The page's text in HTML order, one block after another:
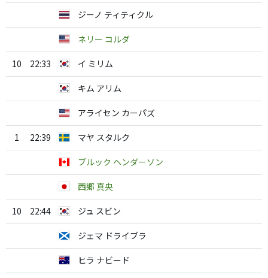
ジーノ ティティクル
ネリー コルダ
10 22:33 イ ミリム
キム アリム
アライセン カーパズ
1 22:39 マヤ スタルク
ブルック ヘンダーソン
西郷 真央
10 22:44 ジュ スビン
ジェマ ドライブラ
ヒラ ナビード